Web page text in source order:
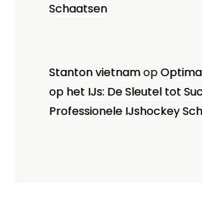
Schaatsen
Stanton vietnamop
op het IJs: De Sleutel tot
Professionele IJshockey